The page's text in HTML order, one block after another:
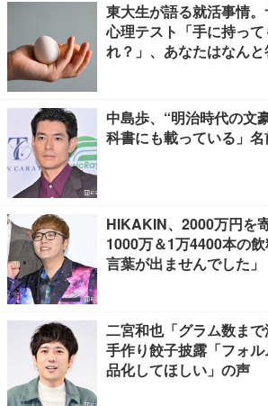
東大生が語る就活事情
心理テスト「手に持っ
れ？」、あなたはなんと
中島歩、“明治時代の文
科書にも載っている」
HIKAKIN、2000万円を
1000万＆1万4400本の
言葉が出ませんでした」
二宮和也「グラム数まで
手作り餃子披露「フォ
品化してほしい」の声